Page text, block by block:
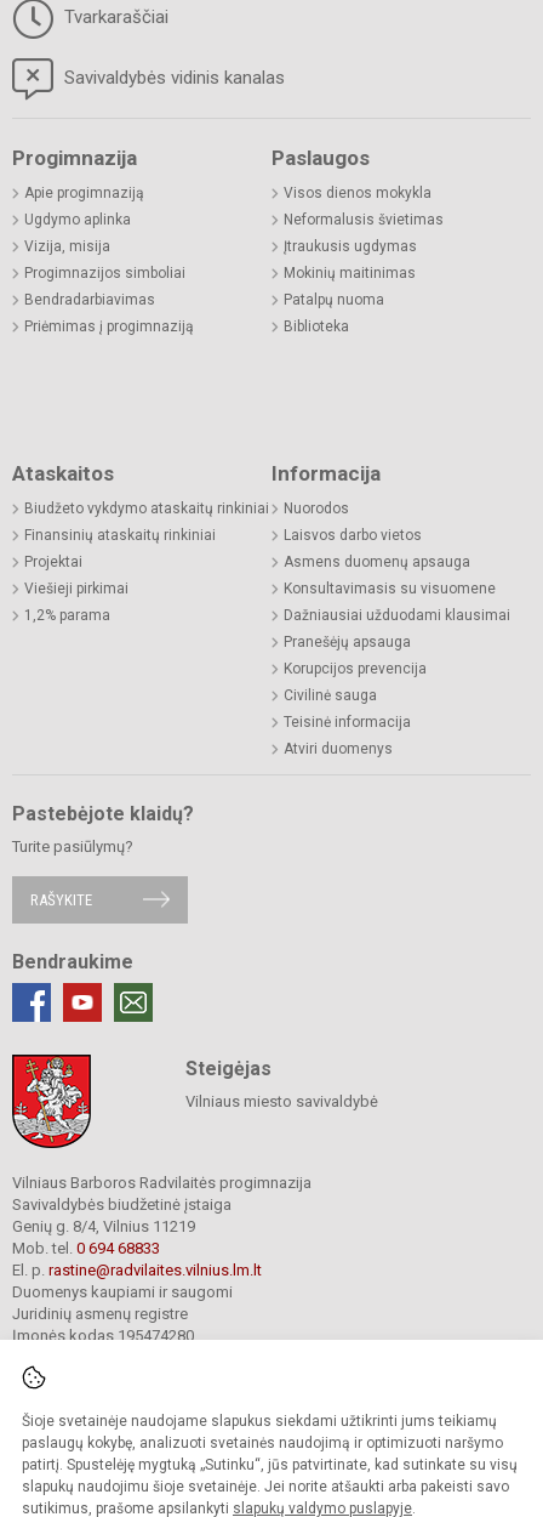
Šioje svetainėje naudojame slapukus siekdami užtikrinti jums teikiamų
paslaugų kokybę, analizuoti svetainės naudojimą ir optimizuoti naršymo
patirtį. Spustelėję mygtuką „Sutinku“, jūs patvirtinate, kad sutinkate su visų
slapukų naudojimu šioje svetainėje. Jei norite atšaukti arba pakeisti savo
sutikimus, prašome apsilankyti slapukų valdymo puslapyje.
Tvarkaraščiai
Savivaldybės vidinis kanalas
Progimnazija
Apie progimnaziją
Ugdymo aplinka
Vizija, misija
Progimnazijos simboliai
Bendradarbiavimas
Priėmimas į progimnaziją
Paslaugos
Visos dienos mokykla
Neformalusis švietimas
Įtraukusis ugdymas
Mokinių maitinimas
Patalpų nuoma
Biblioteka
Ataskaitos
Biudžeto vykdymo ataskaitų rinkiniai
Finansinių ataskaitų rinkiniai
Projektai
Viešieji pirkimai
1,2% parama
Informacija
Nuorodos
Laisvos darbo vietos
Asmens duomenų apsauga
Konsultavimasis su visuomene
Dažniausiai užduodami klausimai
Pranešėjų apsauga
Korupcijos prevencija
Civilinė sauga
Teisinė informacija
Atviri duomenys
Pastebėjote klaidų?
Turite pasiūlymų?
RAŠYKITE
Bendraukime
Steigėjas
Vilniaus miesto savivaldybė
Vilniaus Barboros Radvilaitės progimnazija
Savivaldybės biudžetinė įstaiga
Genių g. 8/4, Vilnius 11219
Mob. tel. 0 694 68833
El. p. rastine@radvilaites.vilnius.lm.lt
Duomenys kaupiami ir saugomi
Juridinių asmenų registre
Įmonės kodas 195474280
© 2023. Vilniaus Barboros Radvilaitės progimnazija. Visos teisės saugomos.
Kopijuoti turinį be raštiško įstaigos administracijos sutikimo griežtai draudžiama.
Prieinamumo paraiška Slapukų valdymas